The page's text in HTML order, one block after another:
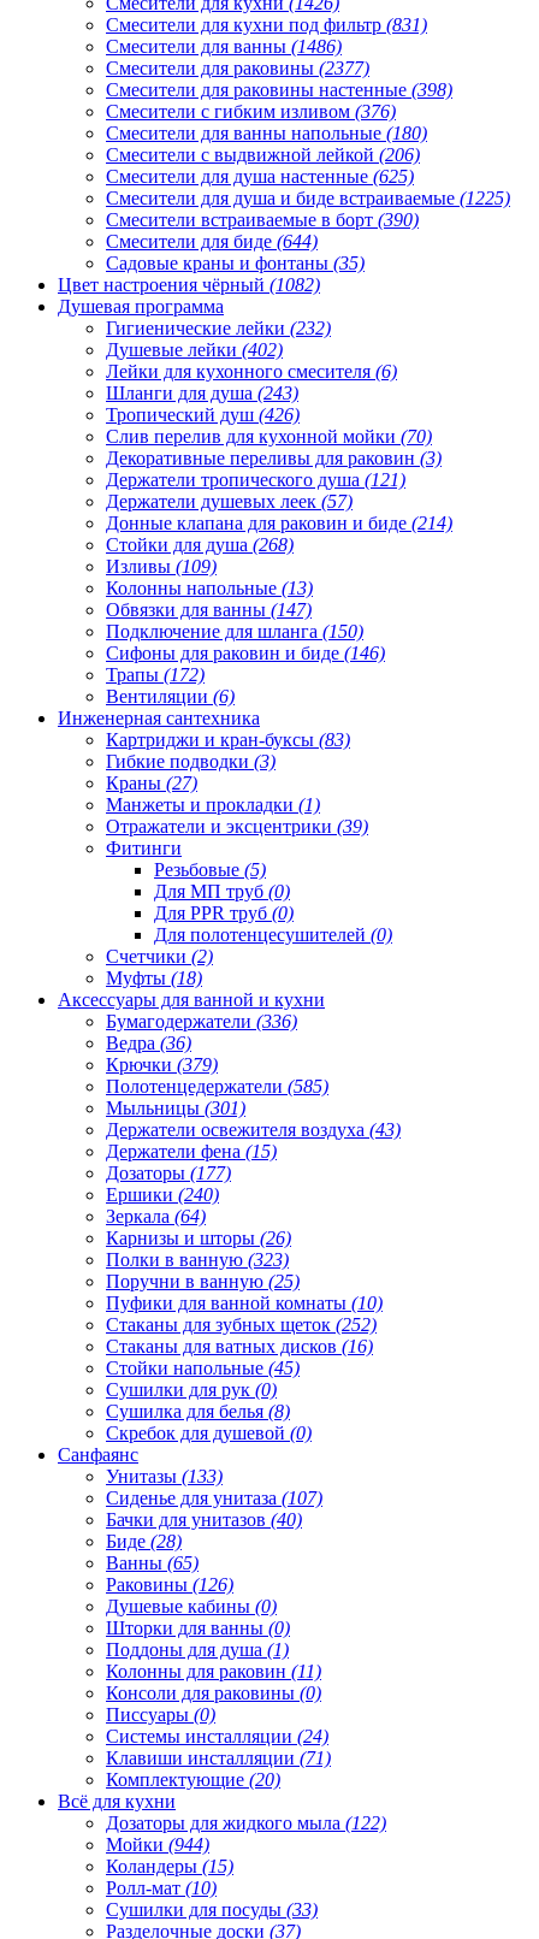
Смесители для кухни под фильтр (831)
Смесители для ванны (1486)
Смесители для раковины (2377)
Смесители для раковины настенные (398)
Смесители с гибким изливом (376)
Смесители для ванны напольные (180)
Смесители с выдвижной лейкой (206)
Смесители для душа настенные (625)
Смесители для душа и биде встраиваемые (1225)
Смесители встраиваемые в борт (390)
Смесители для биде (644)
Садовые краны и фонтаны (35)
Цвет настроения чёрный (1082)
Душевая программа
Гигиенические лейки (232)
Душевые лейки (402)
Лейки для кухонного смесителя (6)
Шланги для душа (243)
Тропический душ (426)
Слив перелив для кухонной мойки (70)
Декоративные переливы для раковин (3)
Держатели тропического душа (121)
Держатели душевых леек (57)
Донные клапана для раковин и биде (214)
Стойки для душа (268)
Изливы (109)
Колонны напольные (13)
Обвязки для ванны (147)
Подключение для шланга (150)
Сифоны для раковин и биде (146)
Трапы (172)
Вентиляции (6)
Инженерная сантехника
Картриджи и кран-буксы (83)
Гибкие подводки (3)
Краны (27)
Манжеты и прокладки (1)
Отражатели и эксцентрики (39)
Фитинги
Резьбовые (5)
Для МП труб (0)
Для PPR труб (0)
Для полотенцесушителей (0)
Счетчики (2)
Муфты (18)
Аксессуары для ванной и кухни
Бумагодержатели (336)
Ведра (36)
Крючки (379)
Полотенцедержатели (585)
Мыльницы (301)
Держатели освежителя воздуха (43)
Держатели фена (15)
Дозаторы (177)
Ершики (240)
Зеркала (64)
Карнизы и шторы (26)
Полки в ванную (323)
Поручни в ванную (25)
Пуфики для ванной комнаты (10)
Стаканы для зубных щеток (252)
Стаканы для ватных дисков (16)
Стойки напольные (45)
Сушилки для рук (0)
Сушилка для белья (8)
Скребок для душевой (0)
Санфаянс
Унитазы (133)
Сиденье для унитаза (107)
Бачки для унитазов (40)
Биде (28)
Ванны (65)
Раковины (126)
Душевые кабины (0)
Шторки для ванны (0)
Поддоны для душа (1)
Колонны для раковин (11)
Консоли для раковины (0)
Писсуары (0)
Системы инсталляции (24)
Клавиши инсталляции (71)
Комплектующие (20)
Всё для кухни
Дозаторы для жидкого мыла (122)
Мойки (944)
Коландеры (15)
Ролл-мат (10)
Сушилки для посуды (33)
Разделочные доски (37)